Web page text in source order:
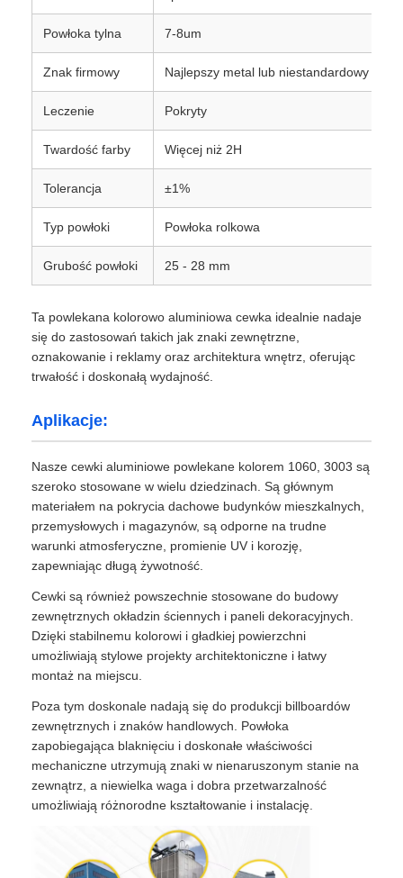
Kolorowa cewka aluminiowa
cewka aluminiowa
Cewka z taśmy aluminiowej
Aluminiowa płyta do szachownicy
Tłoczone aluminium
Aluminiowe panele plastra miodu
Aluminiowy plaster miodu
Lustrzane aluminium
Powłoka tylna 7-8um
Znak firmowy Najlepszy metal lub niestandardowy
Leczenie Pokryty
Twardość farby Więcej niż 2H
Tolerancja ±1%
Typ powłoki Powłoka rolkowa
Grubość powłoki 25 - 28 mm
Ta powlekana kolorowo aluminiowa cewka idealnie nadaje
się do zastosowań takich jak znaki zewnętrzne,
oznakowanie i reklamy oraz architektura wnętrz, oferując
trwałość i doskonałą wydajność.
Aplikacje:
Nasze cewki aluminiowe powlekane kolorem 1060, 3003 są
szeroko stosowane w wielu dziedzinach. Są głównym
materiałem na pokrycia dachowe budynków mieszkalnych,
przemysłowych i magazynów, są odporne na trudne
warunki atmosferyczne, promienie UV i korozję,
zapewniając długą żywotność.
Cewki są również powszechnie stosowane do budowy
zewnętrznych okładzin ściennych i paneli dekoracyjnych.
Dzięki stabilnemu kolorowi i gładkiej powierzchni
umożliwiają stylowe projekty architektoniczne i łatwy
montaż na miejscu.
Poza tym doskonale nadają się do produkcji billboardów
zewnętrznych i znaków handlowych. Powłoka
zapobiegająca blaknięciu i doskonałe właściwości
mechaniczne utrzymują znaki w nienaruszonym stanie na
zewnątrz, a niewielka waga i dobra przetwarzalność
umożliwiają różnorodne kształtowanie i instalację.